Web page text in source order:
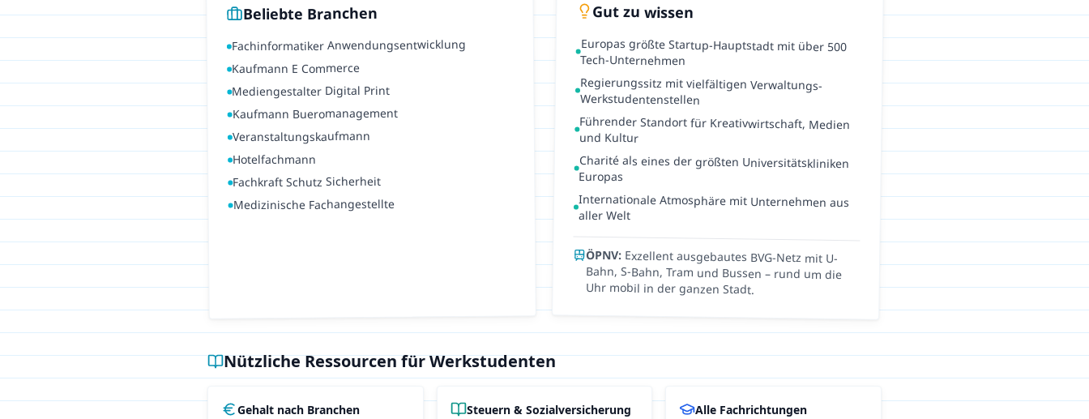
Beliebte Branchen
Fachinformatiker Anwendungsentwicklung
Kaufmann E Commerce
Mediengestalter Digital Print
Kaufmann Bueromanagement
Veranstaltungskaufmann
Hotelfachmann
Fachkraft Schutz Sicherheit
Medizinische Fachangestellte
Gut zu wissen
Europas größte Startup-Hauptstadt mit über 500
Tech-Unternehmen
Regierungssitz mit vielfältigen Verwaltungs-
Werkstudentenstellen
Führender Standort für Kreativwirtschaft, Medien
und Kultur
Charité als eines der größten Universitätskliniken
Europas
Internationale Atmosphäre mit Unternehmen aus
aller Welt
ÖPNV: Exzellent ausgebautes BVG-Netz mit U-
Bahn, S-Bahn, Tram und Bussen – rund um die
Uhr mobil in der ganzen Stadt.
Nützliche Ressourcen für Werkstudenten
Gehalt nach Branchen Steuern & Sozialversicherung Alle Fachrichtungen